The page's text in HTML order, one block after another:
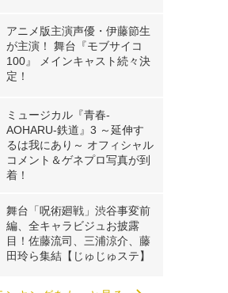
アニメ版主演声優・伊藤節生
が主演！ 舞台『モブサイコ
100』 メインキャスト続々決
定！
ミュージカル『青春-
AOHARU-鉄道』3 ～延伸す
るは我にあり～ オフィシャル
コメント＆ゲネプロ写真が到
着！
舞台「呪術廻戦」渋谷事変前
編、全キャラビジュお披露
目！佐藤流司、三浦涼介、藤
田玲ら集結【じゅじゅステ】